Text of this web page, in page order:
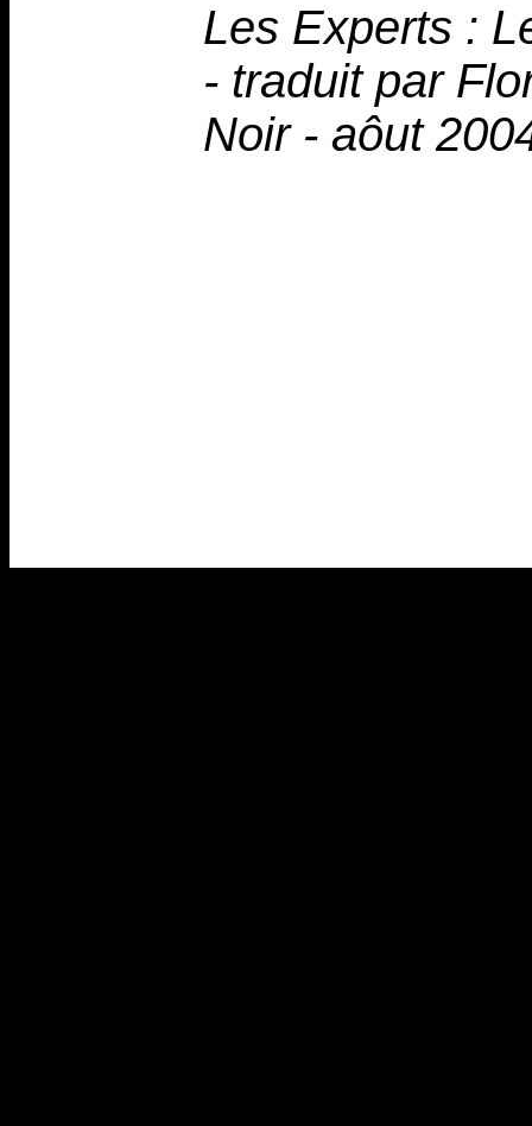
Les Experts :
- traduit par
Noir - aôut